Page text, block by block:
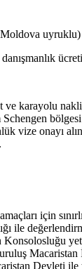
Moldova uyruklu)
karayolu
vize onayı
için
ile
Macaristan
Devleti ile